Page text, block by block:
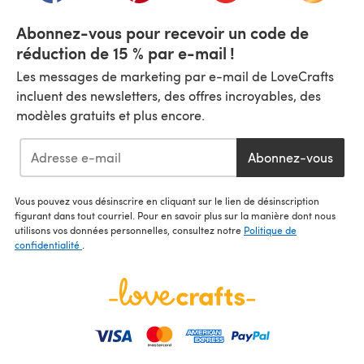
Abonnez-vous pour recevoir un code de
réduction de 15 % par e-mail !
Les messages de marketing par e-mail de LoveCrafts
incluent des newsletters, des offres incroyables, des
modèles gratuits et plus encore.
Abonnez-vous
Vous pouvez vous désinscrire en cliquant sur le lien de désinscription
figurant dans tout courriel. Pour en savoir plus sur la manière dont nous
utilisons vos données personnelles, consultez notre Politique de
confidentialité